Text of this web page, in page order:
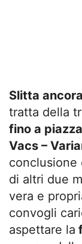
Slitta
tratta della
fino a
Vacs –
conclusione
di altri due
vera e
convogli
aspettare la